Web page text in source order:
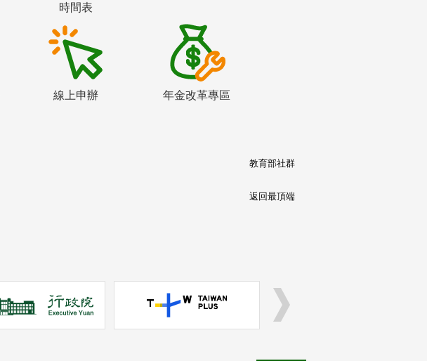
時間表
線上申辦 年金改革專區
教育部社群
返回最頂端